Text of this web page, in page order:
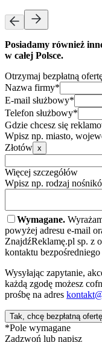
Posiadamy również
w całej Polsce.
Otrzymaj bezpłatną
Nazwa firmy*
E-mail służbowy*
Telefon służbowy*
Gdzie chcesz się
Wpisz np. miasto,
Złotów x
Więcej szczegółów
Wpisz np. rodzaj
Wymagane.
powyżej adresu e-mail
ZnajdźReklamę.pl sp. z
kontaktu
Wysyłając zapytanie,
każdą zgodę możesz
prośbę na adres
Tak, chcę bezpłatną ofertę
*Pole wymagane
Zadzwoń lub napisz